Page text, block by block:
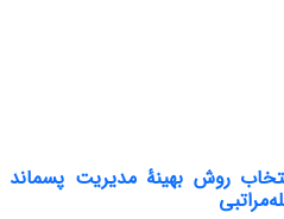
روش بهینۀ مدیریت پسماند